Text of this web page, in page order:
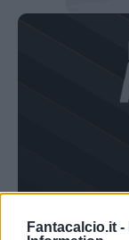
Fantacalcio.it -